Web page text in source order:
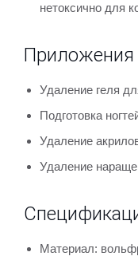
нетоксично для
Приложения
Удаление геля
Подготовка
Удаление
Удаление
Материал: